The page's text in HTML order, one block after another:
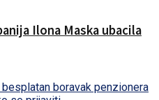
Ilona Maska ubacila